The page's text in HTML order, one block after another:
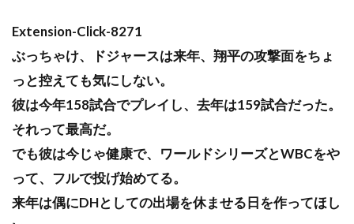
Extension-Click-8271
ぶっちゃけ、ドジャースは来年、翔平の攻撃面をちょ
っと控えても気にしない。
彼は今年158試合でプレイし、去年は159試合だった。
それって最高だ。
でも彼は今じゃ健康で、ワールドシリーズとWBCをや
って、フルで投げ始めてる。
来年は偶にDHとしての出場を休ませる日を作ってほし